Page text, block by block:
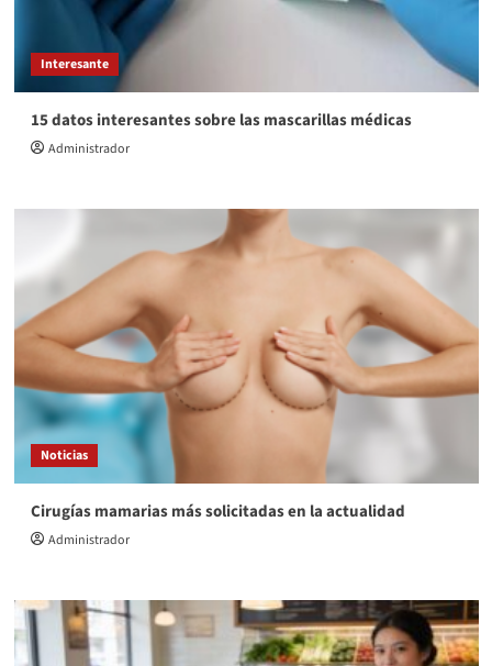
Interesante
15 datos interesantes sobre las mascarillas médicas
Administrador
Noticias
Cirugías mamarias más solicitadas en la actualidad
Administrador